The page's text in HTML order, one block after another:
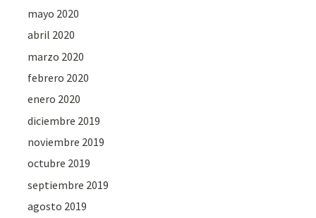
mayo 2020
abril 2020
marzo 2020
febrero 2020
enero 2020
diciembre 2019
noviembre 2019
octubre 2019
septiembre 2019
agosto 2019